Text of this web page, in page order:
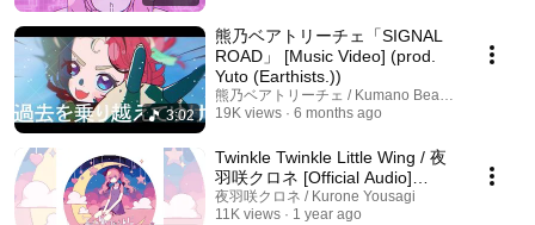
3:02
熊乃ベアトリーチェ「SIGNAL
ROAD」 [Music Video] (prod.
Yuto (Earthists.))
熊乃ベアトリーチェ / Kumano BearTrice
19K views
6 months ago
Twinkle Twinkle Little Wing / 夜
羽咲クロネ [Official Audio]
(prod. マモル (nhhmbase))
夜羽咲クロネ / Kurone Yousagi
11K views
1 year ago